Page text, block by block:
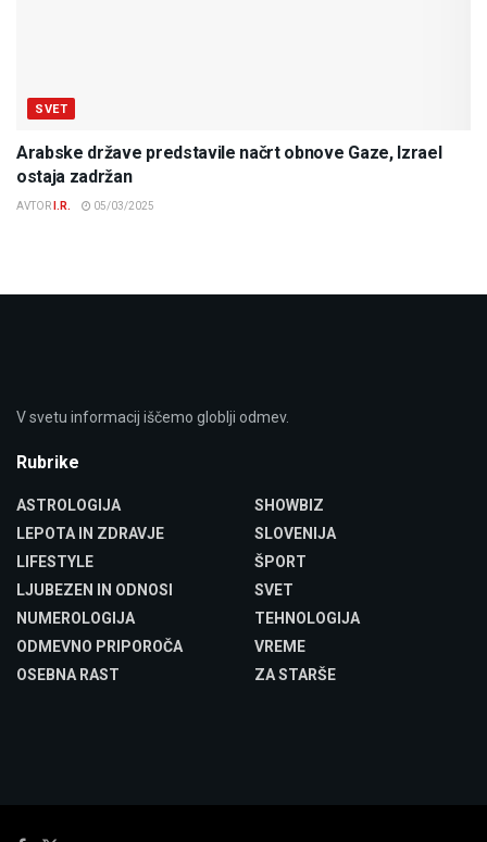
SVET
Arabske države predstavile načrt obnove Gaze, Izrael
ostaja zadržan
AVTOR I.R. 05/03/2025
V svetu informacij iščemo globlji odmev.
Rubrike
ASTROLOGIJA
LEPOTA IN ZDRAVJE
LIFESTYLE
LJUBEZEN IN ODNOSI
NUMEROLOGIJA
ODMEVNO PRIPOROČA
OSEBNA RAST
SHOWBIZ
SLOVENIJA
ŠPORT
SVET
TEHNOLOGIJA
VREME
ZA STARŠE